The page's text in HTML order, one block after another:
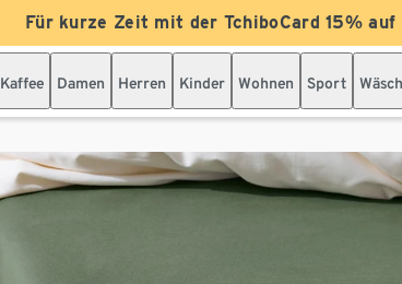
Für kurze Zeit mit der TchiboCard 15%
Kaffee Damen Herren Kinder Wohnen Sport